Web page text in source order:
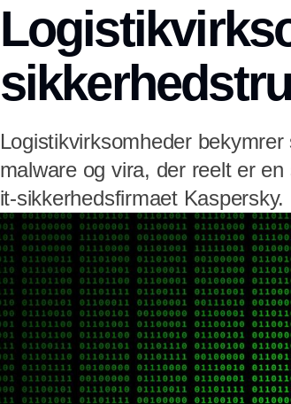
Logistikvirksomheder
malware og vira, der reelt er
it-sikkerhedsfirmaet Kaspersky.